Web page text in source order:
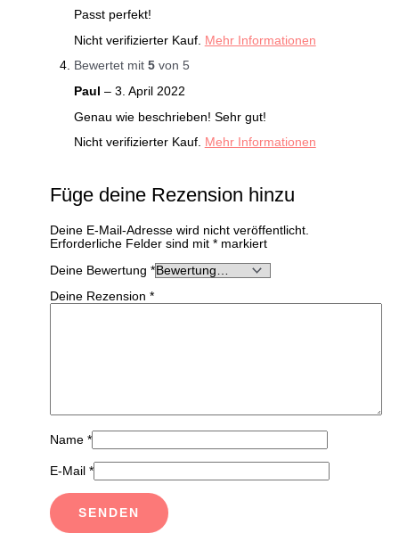
Passt perfekt!
Nicht verifizierter Kauf. Mehr Informationen
Bewertet mit 5von 5
Paul – 3. April 2022
Genau wie beschrieben! Sehr gut!
Nicht verifizierter Kauf. Mehr Informationen
Füge deine Rezension hinzu
Deine E-Mail-Adresse wird nicht veröffentlicht.
Erforderliche Felder sind mit* markiert
Deine Bewertung*
Deine Rezension*
Name*
E-Mail*